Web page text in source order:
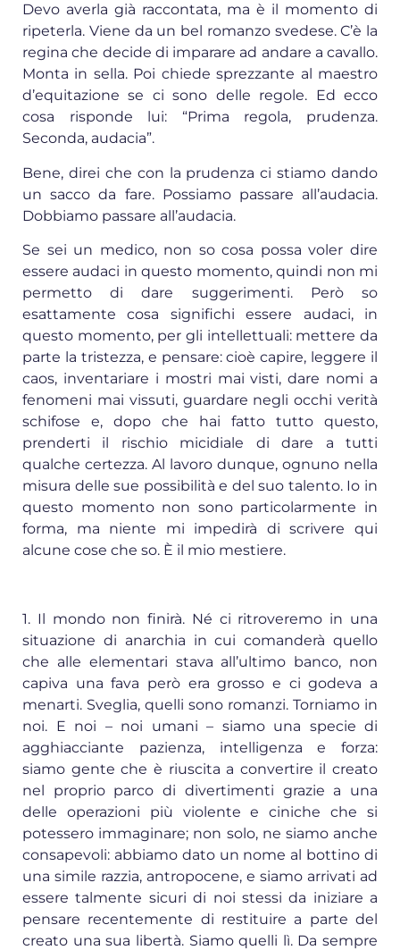
Devo averla già raccontata, ma è il momento di
ripeterla. Viene da un bel romanzo svedese. C’è la
regina che decide di imparare ad andare a cavallo.
Monta in sella. Poi chiede sprezzante al maestro
d’equitazione se ci sono delle regole. Ed ecco
cosa risponde lui: “Prima regola, prudenza.
Seconda, audacia”.
Bene, direi che con la prudenza ci stiamo dando
un sacco da fare. Possiamo passare all’audacia.
Dobbiamo passare all’audacia.
Se sei un medico, non so cosa possa voler dire
essere audaci in questo momento, quindi non mi
permetto di dare suggerimenti. Però so
esattamente cosa significhi essere audaci, in
questo momento, per gli intellettuali: mettere da
parte la tristezza, e pensare: cioè capire, leggere il
caos, inventariare i mostri mai visti, dare nomi a
fenomeni mai vissuti, guardare negli occhi verità
schifose e, dopo che hai fatto tutto questo,
prenderti il rischio micidiale di dare a tutti
qualche certezza. Al lavoro dunque, ognuno nella
misura delle sue possibilità e del suo talento. Io in
questo momento non sono particolarmente in
forma, ma niente mi impedirà di scrivere qui
alcune cose che so. È il mio mestiere.
1. Il mondo non finirà. Né ci ritroveremo in una
situazione di anarchia in cui comanderà quello
che alle elementari stava all’ultimo banco, non
capiva una fava però era grosso e ci godeva a
menarti. Sveglia, quelli sono romanzi. Torniamo in
noi. E noi – noi umani – siamo una specie di
agghiacciante pazienza, intelligenza e forza:
siamo gente che è riuscita a convertire il creato
nel proprio parco di divertimenti grazie a una
delle operazioni più violente e ciniche che si
potessero immaginare; non solo, ne siamo anche
consapevoli: abbiamo dato un nome al bottino di
una simile razzia, antropocene, e siamo arrivati ad
essere talmente sicuri di noi stessi da iniziare a
pensare recentemente di restituire a parte del
creato una sua libertà. Siamo quelli lì. Da sempre